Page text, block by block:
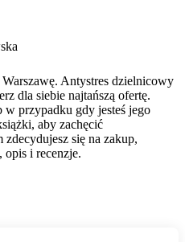
Antystres dzielnicowy
dla siebie najtańszą ofertę.
w przypadku gdy jesteś jego
aby zachęcić
się na zakup,
opis i recenzje.